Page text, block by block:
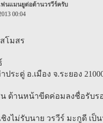
นแมนยูต่อต้านวรวีร์ครับ
00:04
โมสร
ประดู่ อ.เมือง จ.ระยอง
ด้านหน้าขีดค่อมลงชื่อรับร
งไม่รับนาย วรวีร์ มะกูดี เ